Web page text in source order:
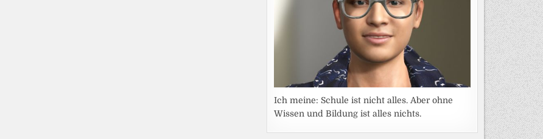
Ich meine: Schule ist nicht alles. Aber ohne
Wissen und Bildung ist alles nichts.